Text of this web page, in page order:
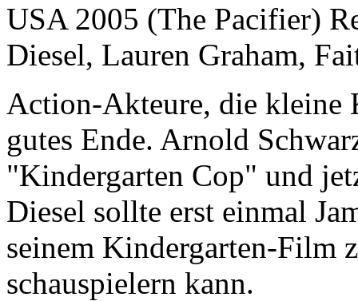
USA 2005 (The Pacifier)
Diesel, Lauren Graham,
Action-Akteure, die kleine
gutes Ende. Arnold
"Kindergarten Cop" und
Diesel sollte erst einmal
seinem Kindergarten-Film
schauspielern kann.